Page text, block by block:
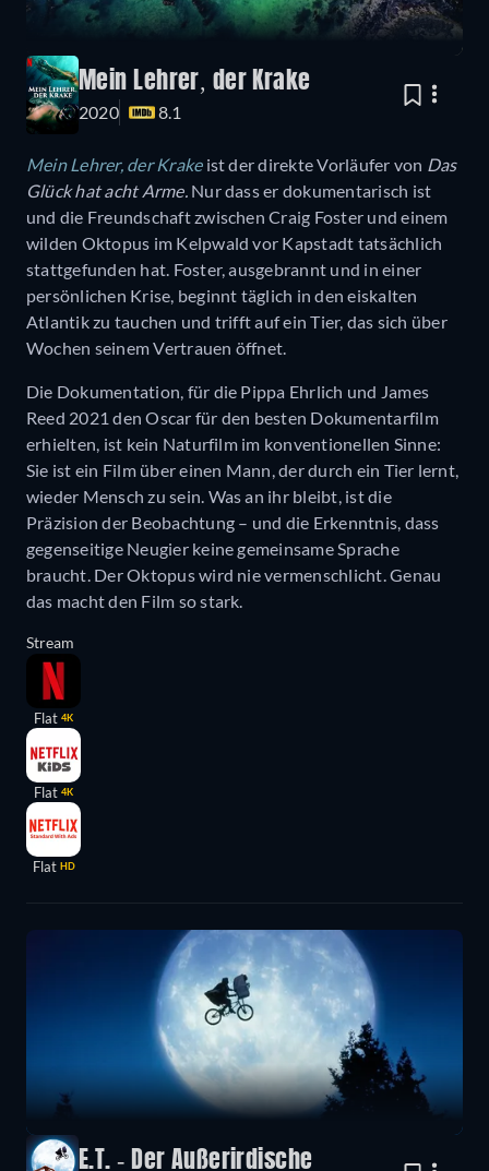
Mein Lehrer, der Krake
2020 8.1
Mein Lehrer, der Krakeist der direkte Vorläufer von Das
Glück hat acht Arme. Nur dass er dokumentarisch ist
und die Freundschaft zwischen Craig Foster und einem
wilden Oktopus im Kelpwald vor Kapstadt tatsächlich
stattgefunden hat. Foster, ausgebrannt und in einer
persönlichen Krise, beginnt täglich in den eiskalten
Atlantik zu tauchen und trifft auf ein Tier, das sich über
Wochen seinem Vertrauen öffnet.
Die Dokumentation, für die Pippa Ehrlich und James
Reed 2021 den Oscar für den besten Dokumentarfilm
erhielten, ist kein Naturfilm im konventionellen Sinne:
Sie ist ein Film über einen Mann, der durch ein Tier lernt,
wieder Mensch zu sein. Was an ihr bleibt, ist die
Präzision der Beobachtung – und die Erkenntnis, dass
gegenseitige Neugier keine gemeinsame Sprache
braucht. Der Oktopus wird nie vermenschlicht. Genau
das macht den Film so stark.
Stream
Flat 4K
Flat 4K
Flat HD
E.T. - Der Außerirdische